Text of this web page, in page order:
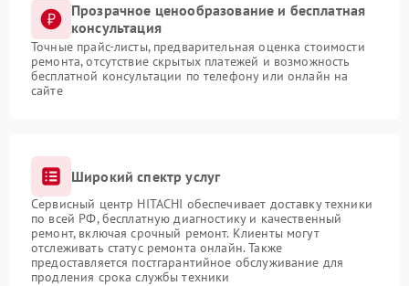
Прозрачное ценообразование и бесплатная
консультация
Точные прайс-листы, предварительная оценка стоимости
ремонта, отсутствие скрытых платежей и возможность
бесплатной консультации по телефону или онлайн на
сайте
Широкий спектр услуг
Сервисный центр HITACHI обеспечивает доставку техники
по всей РФ, бесплатную диагностику и качественный
ремонт, включая срочный ремонт. Клиенты могут
отслеживать статус ремонта онлайн. Также
предоставляется постгарантийное обслуживание для
продления срока службы техники